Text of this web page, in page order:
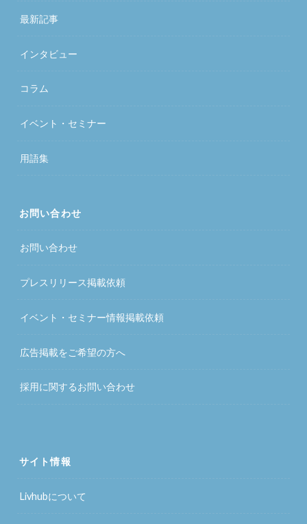
最新記事
インタビュー
コラム
イベント・セミナー
用語集
お問い合わせ
お問い合わせ
プレスリリース掲載依頼
イベント・セミナー情報掲載依頼
広告掲載をご希望の方へ
採用に関するお問い合わせ
サイト情報
Livhubについて